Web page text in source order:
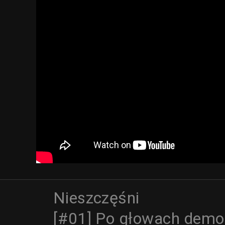
Nieszczęśni
[#01] Po głowach